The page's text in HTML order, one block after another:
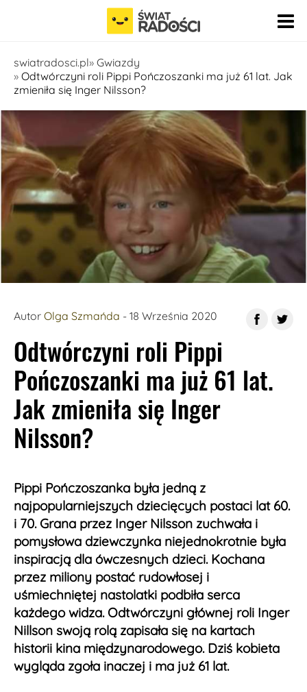
Pomiń nawigację
swiatradosci.pl Gwiazdy
Odtwórczyni roli Pippi Pończoszanki ma już 61 lat. Jak
zmieniła się Inger Nilsson?
Autor Olga Szmańda - 18 Września 2020
Odtwórczyni roli Pippi
Pończoszanki ma już 61 lat.
Jak zmieniła się Inger
Nilsson?
Pippi Pończoszanka była jedną z
najpopularniejszych dziecięcych postaci lat 60.
i 70. Grana przez Inger Nilsson zuchwała i
pomysłowa dziewczynka niejednokrotnie była
inspiracją dla ówczesnych dzieci. Kochana
przez miliony postać rudowłosej i
uśmiechniętej nastolatki podbiła serca
każdego widza. Odtwórczyni głównej roli Inger
Nillson swoją rolą zapisała się na kartach
historii kina międzynarodowego. Dziś kobieta
wygląda zgoła inaczej i ma już 61 lat.